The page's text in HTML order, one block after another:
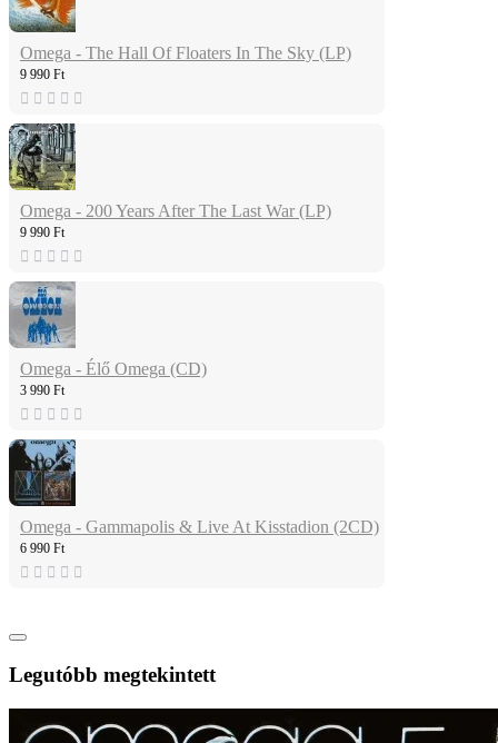
Omega - The Hall Of Floaters In The Sky (LP)
9 990 Ft
Omega - 200 Years After The Last War (LP)
9 990 Ft
Omega - Élő Omega (CD)
3 990 Ft
Omega - Gammapolis & Live At Kisstadion (2CD)
6 990 Ft
Legutóbb megtekintett